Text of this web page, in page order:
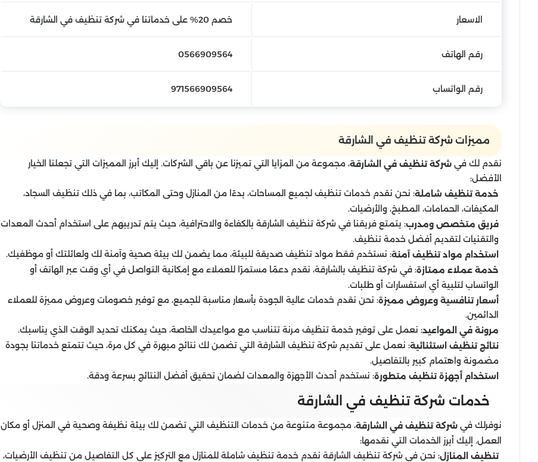
الاسعار خصم 20% على خدماتنا في شركة تنظيف في الشارقة
رقم الهاتف 0566909564
رقم الواتساب 971566909564
مميزات شركة تنظيف في الشارقة
نقدم لك في شركة تنظيف في الشارقة، مجموعة من المزايا التي تميزنا عن باقي الشركات. إليك أبرز المميزات التي تجعلنا الخيار
الأفضل:
خدمة تنظيف شاملة: نحن نقدم خدمات تنظيف لجميع المساحات، بدءًا من المنازل وحتى المكاتب، بما في ذلك تنظيف السجاد،
المكيفات، الحمامات، المطبخ، والأرضيات.
فريق متخصص ومدرب: يتمتع فريقنا في شركة تنظيف الشارقة بالكفاءة والاحترافية، حيث يتم تدريبهم على استخدام أحدث المعدات
والتقنيات لتقديم أفضل خدمة تنظيف.
استخدام مواد تنظيف آمنة: نستخدم فقط مواد تنظيف صديقة للبيئة، مما يضمن لك بيئة صحية وآمنة لك ولعائلتك أو موظفيك.
خدمة عملاء ممتازة: في شركة تنظيف بالشارقة، نقدم دعمًا مستمرًا للعملاء مع إمكانية التواصل في أي وقت عبر الهاتف أو
الواتساب لتلبية أي استفسارات أو طلبات.
أسعار تنافسية وعروض مميزة: نحن نقدم خدمات عالية الجودة بأسعار مناسبة للجميع، مع توفير خصومات وعروض مميزة للعملاء
الدائمين.
مرونة في المواعيد: نعمل على توفير خدمة تنظيف مرنة تتناسب مع مواعيدك الخاصة، حيث يمكنك تحديد الوقت الذي يناسبك.
نتائج تنظيف استثنائية: نعمل على تقديم شركة تنظيف الشارقة التي تضمن لك نتائج مبهرة في كل مرة، حيث تتمتع خدماتنا بجودة
مضمونة واهتمام كبير بالتفاصيل.
استخدام أجهزة تنظيف متطورة: نستخدم أحدث الأجهزة والمعدات لضمان تحقيق أفضل النتائج بسرعة ودقة.
خدمات شركة تنظيف في الشارقة
نوفرلك في شركة تنظيف في الشارقة، مجموعة متنوعة من خدمات التنظيف التي تضمن لك بيئة نظيفة وصحية في المنزل أو مكان
العمل. إليك أبرز الخدمات التي نقدمها:
تنظيف المنازل: نحن في شركة تنظيف الشارقة نقدم خدمة تنظيف شاملة للمنازل مع التركيز على كل التفاصيل من تنظيف الأرضيات،